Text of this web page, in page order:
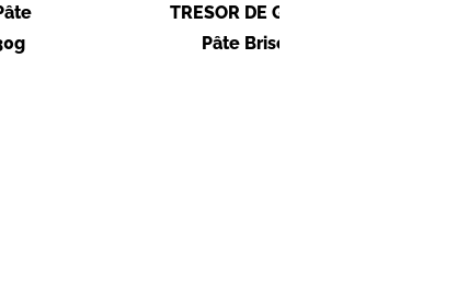
TRESOR DE GRAND MERE
Pâte Brisée - 280g